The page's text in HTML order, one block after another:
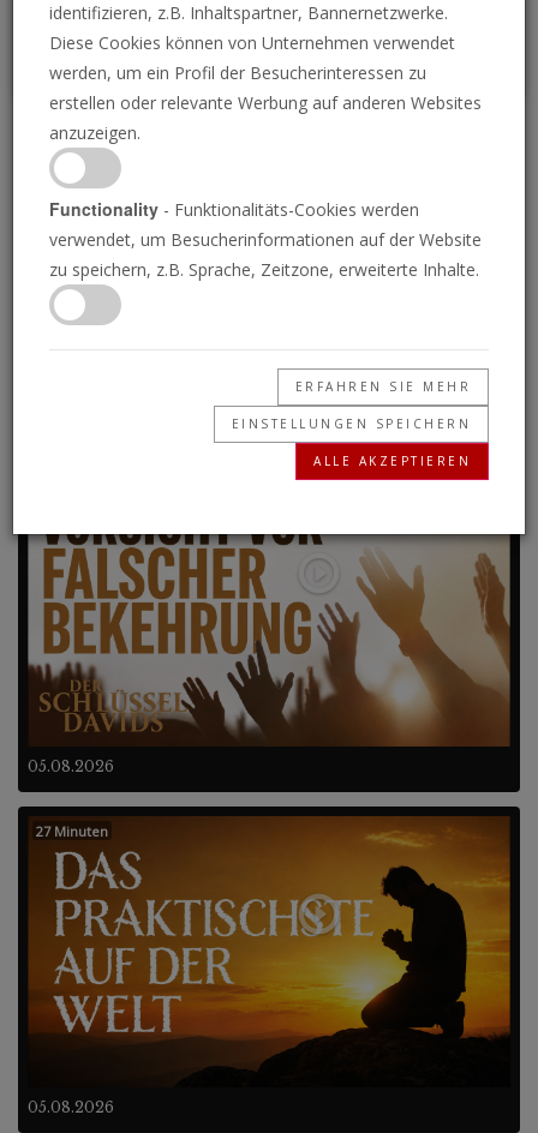
Ist Christus etwa zerteilt?
04.03.2020 • 64 Minuten
Dies ist ein Live-Vortrag der Posaune vom 1.
März 2020 mit dem verantwortlichen
Redakteur Stephen Flurry
Frühere Programme
05.08.2026
05.08.2026
27 Minuten
identifizieren, z.B. Inhaltspartner, Bannernetzwerke.
Diese Cookies können von Unternehmen verwendet
werden, um ein Profil der Besucherinteressen zu
erstellen oder relevante Werbung auf anderen Websites
anzuzeigen.
Functionality - Funktionalitäts-Cookies werden
verwendet, um Besucherinformationen auf der Website
zu speichern, z.B. Sprache, Zeitzone, erweiterte Inhalte.
ERFAHREN SIE MEHR
EINSTELLUNGEN SPEICHERN
ALLE AKZEPTIEREN